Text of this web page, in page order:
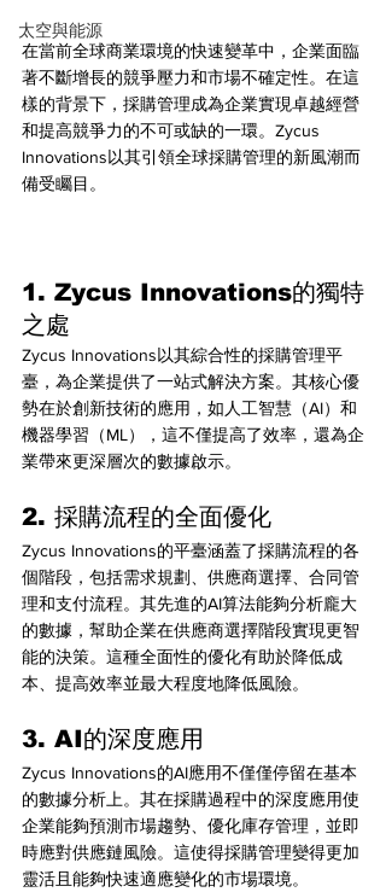
太空與能源
在當前全球商業環境的快速變革中，企業面臨
著不斷增長的競爭壓力和市場不確定性。在這
樣的背景下，採購管理成為企業實現卓越經營
和提高競爭力的不可或缺的一環。Zycus
Innovations以其引領全球採購管理的新風潮而
備受矚目。
1. Zycus Innovations的獨特
之處
Zycus Innovations以其綜合性的採購管理平
臺，為企業提供了一站式解決方案。其核心優
勢在於創新技術的應用，如人工智慧（AI）和
機器學習（ML），這不僅提高了效率，還為企
業帶來更深層次的數據啟示。
2. 採購流程的全面優化
Zycus Innovations的平臺涵蓋了採購流程的各
個階段，包括需求規劃、供應商選擇、合同管
理和支付流程。其先進的AI算法能夠分析龐大
的數據，幫助企業在供應商選擇階段實現更智
能的決策。這種全面性的優化有助於降低成
本、提高效率並最大程度地降低風險。
3. AI的深度應用
Zycus Innovations的AI應用不僅僅停留在基本
的數據分析上。其在採購過程中的深度應用使
企業能夠預測市場趨勢、優化庫存管理，並即
時應對供應鏈風險。這使得採購管理變得更加
靈活且能夠快速適應變化的市場環境。